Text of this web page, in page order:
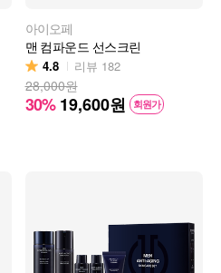
아이오페
맨 컴파운드 선스크린
4.8 리뷰 182
28,000원
30% 19,600원 회원가